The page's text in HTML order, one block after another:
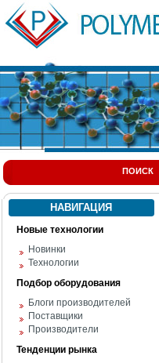
ПОИСК
НАВИГАЦИЯ
Новые технологии
Новинки
Технологии
Подбор оборудования
Блоги производителей
Поставщики
Производители
Тенденции рынка